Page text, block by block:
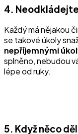
4.
Každý má nějakou
se takové úkoly
nepříjemnými
splněno, nebudou
lépe od ruky.
5. Když něco